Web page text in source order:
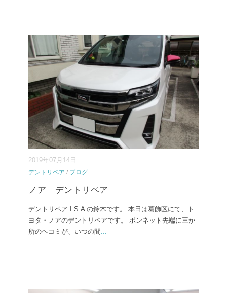
2019年07月14日
デントリペア / ブログ
ノア デントリペア
デントリペア I.S.A の鈴木です。 本日は葛飾区にて、ト
ヨタ・ノアのデントリペアです。 ボンネット先端に三か
所のヘコミが、いつの間 ...